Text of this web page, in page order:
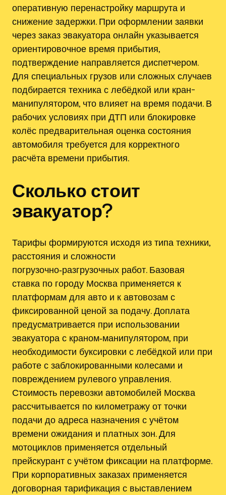
оперативную перенастройку маршрута и
снижение задержки. При оформлении заявки
через заказ эвакуатора онлайн указывается
ориентировочное время прибытия,
подтверждение направляется диспетчером.
Для специальных грузов или сложных случаев
подбирается техника с лебёдкой или кран-
манипулятором, что влияет на время подачи. В
рабочих условиях при ДТП или блокировке
колёс предварительная оценка состояния
автомобиля требуется для корректного
расчёта времени прибытия.
Сколько стоит
эвакуатор?
Тарифы формируются исходя из типа техники,
расстояния и сложности
погрузочно‑разгрузочных работ. Базовая
ставка по городу Москва применяется к
платформам для авто и к автовозам с
фиксированной ценой за подачу. Доплата
предусматривается при использовании
эвакуатора с краном‑манипулятором, при
необходимости буксировки с лебёдкой или при
работе с заблокированными колесами и
повреждением рулевого управления.
Стоимость перевозки автомобилей Москва
рассчитывается по километражу от точки
подачи до адреса назначения с учётом
времени ожидания и платных зон. Для
мотоциклов применяется отдельный
прейскурант с учётом фиксации на платформе.
При корпоративных заказах применяется
договорная тарификация с выставлением